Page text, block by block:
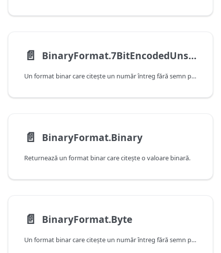
📄️ BinaryFormat.7BitEncodedUnsignedInteger
Un format binar care citeşte un număr întreg fără semn pe 64 de biţi care a fost codificat utilizând codificarea cu o lungime variabilă de 7 biţi.
📄️ BinaryFormat.Binary
Returnează un format binar care citeşte o valoare binară.
📄️ BinaryFormat.Byte
Un format binar care citeşte un număr întreg fără semn pe 8 biţi.